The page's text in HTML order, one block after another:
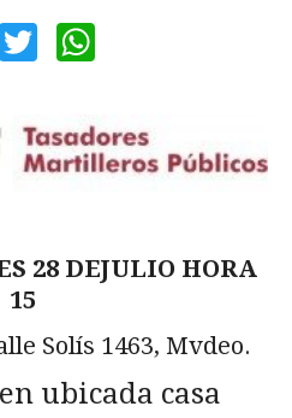
Facebook
Twitter
28 DEJULIO HORA
15
Solís 1463, Mvdeo.
ubicada casa